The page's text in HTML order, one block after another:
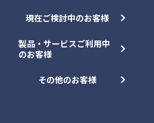
現在ご検討中のお客様
製品・サービスご利用中
のお客様
その他のお客様